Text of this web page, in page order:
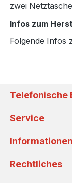
zwei
Infos zum
Folgende Infos
Telefonische
Service
Informationen
Rechtliches